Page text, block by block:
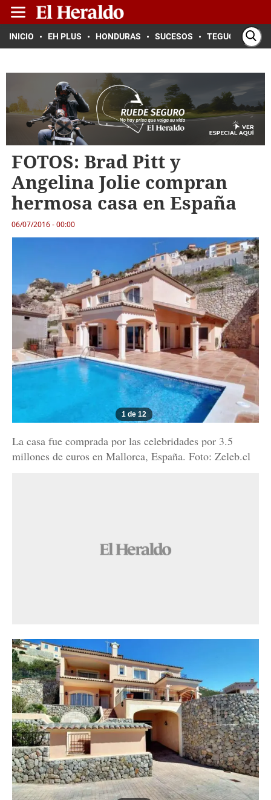
INICIO EH PLUS HONDURAS SUCESOS TEGUCIGALPA
FOTOS: Brad Pitt y
Angelina Jolie compran
hermosa casa en España
06/07/2016 - 00:00
1 de 12
La casa fue comprada por las celebridades por 3.5
millones de euros en Mallorca, España. Foto: Zeleb.cl